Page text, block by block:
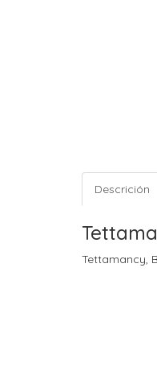
Descrición
Tettamancy,